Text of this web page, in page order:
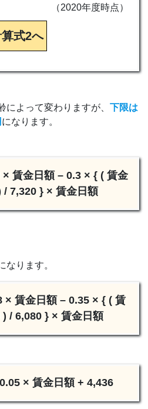
（2020年度時点）
式2へ
よって変わりますが、 下限は
になります。
賃金日額 – 0.3 × { ( 賃金
/ 7,320 } × 賃金日額
なります。
× 賃金日額 – 0.35 × { ( 賃
/ 6,080 } × 賃金日額
× 賃金日額 + 4,436